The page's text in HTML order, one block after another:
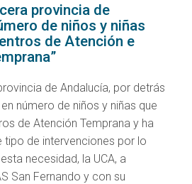
provincia de
de niños y niñas
de Atención e
de Andalucía, por detrás
número de niños y niñas que
de Atención Temprana y ha
tipo de intervenciones por lo
necesidad, la UCA, a
San Fernando y con su